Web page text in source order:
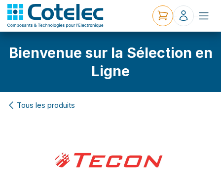
Bienvenue sur la Sélection en
Ligne
Tous les produits